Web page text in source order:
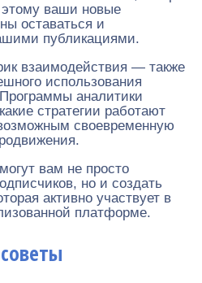
этому ваши новые
оставаться и
публикациями.
взаимодействия — также
использования
аналитики
стратегии работают
своевременную
вам не просто
но и создать
активно участвует в
платформе.